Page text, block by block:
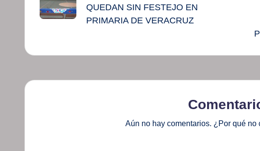
entradasQUEDAN SIN FESTEJO EN
PRIMARIA DE VERACRUZ
Aún no hay comentarios. ¿Por qué no